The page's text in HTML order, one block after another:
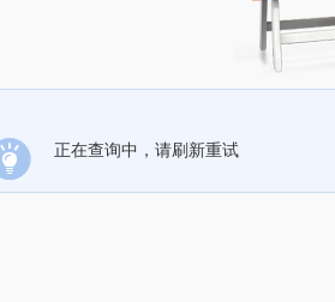
正在查询中，请刷新重试